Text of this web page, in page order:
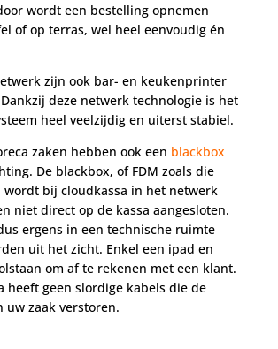
wordt een bestelling opnemen
of op terras, wel heel eenvoudig én
zijn ook bar- en keukenprinter
deze netwerk technologie is het
heel veelzijdig en uiterst stabiel.
zaken hebben ook een blackbox
De blackbox, of FDM zoals die
wordt bij cloudkassa in het netwerk
niet direct op de kassa aangesloten.
ergens in een technische ruimte
uit het zicht. Enkel een ipad en
om af te rekenen met een klant.
heeft geen slordige kabels die de
uw zaak verstoren.